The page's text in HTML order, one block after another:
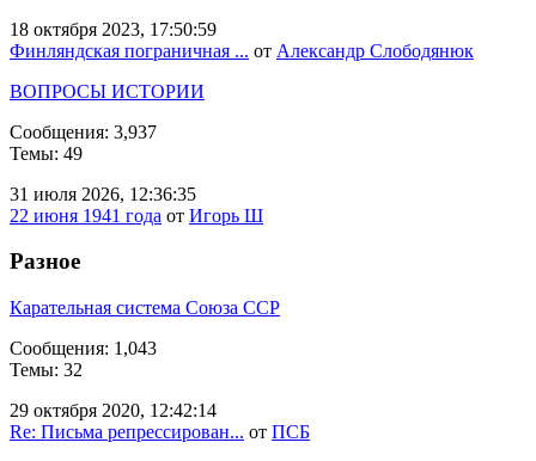
18 октября 2023, 17:50:59
Финляндская пограничная ... от Александр Слободянюк
ВОПРОСЫ ИСТОРИИ
Сообщения: 3,937
Темы: 49
31 июля 2026, 12:36:35
22 июня 1941 года от Игорь Ш
Разное
Карательная система Союза ССР
Сообщения: 1,043
Темы: 32
29 октября 2020, 12:42:14
Re: Письма репрессирован... от ПСБ